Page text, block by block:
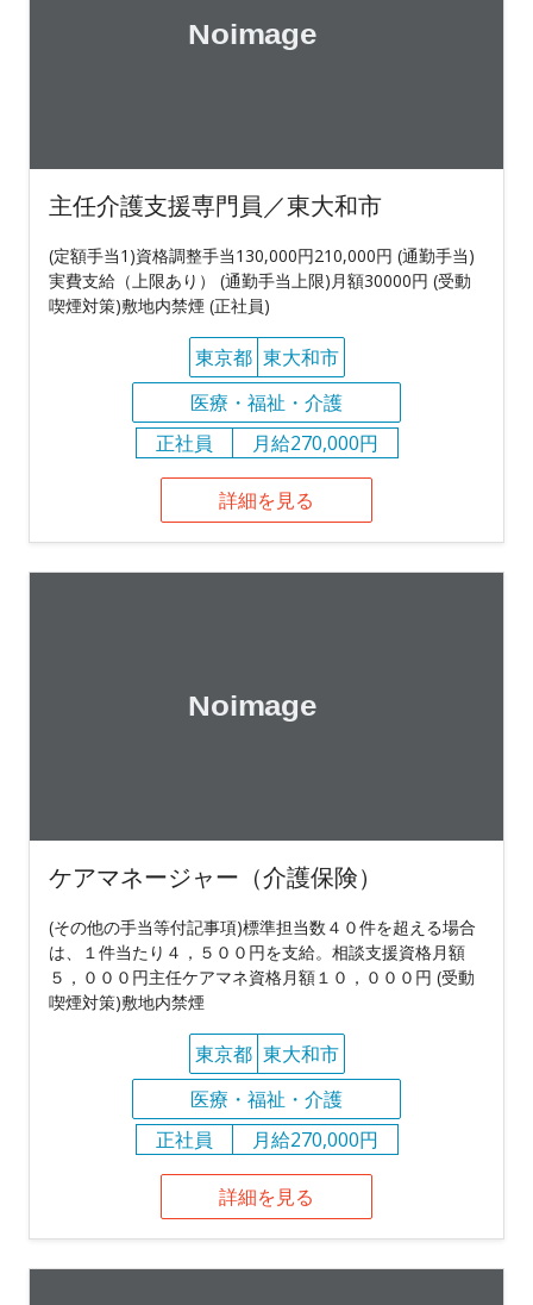
主任介護支援専門員／東大和市
(定額手当1)資格調整手当130,000円210,000円 (通勤手当)
実費支給（上限あり） (通勤手当上限)月額30000円 (受動
喫煙対策)敷地内禁煙 (正社員)
東京都 東大和市
医療・福祉・介護
正社員
月給270,000円
詳細を見る
ケアマネージャー（介護保険）
(その他の手当等付記事項)標準担当数４０件を超える場合
は、１件当たり４，５００円を支給。相談支援資格月額
５，０００円主任ケアマネ資格月額１０，０００円 (受動
喫煙対策)敷地内禁煙
東京都 東大和市
医療・福祉・介護
正社員
月給270,000円
詳細を見る